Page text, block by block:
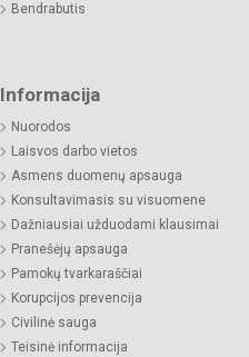
Bendrabutis
Informacija
Nuorodos
Laisvos darbo vietos
Asmens duomenų apsauga
Konsultavimasis su visuomene
Dažniausiai užduodami klausimai
Pranešėjų apsauga
Pamokų tvarkaraščiai
Korupcijos prevencija
Civilinė sauga
Teisinė informacija